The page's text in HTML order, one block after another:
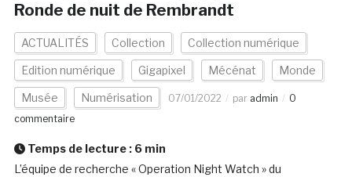
Ronde de nuit de Rembrandt
ACTUALITÉS Collection Collection numérique
Edition numérique Gigapixel Mécénat Monde
Musée Numérisation 07/01/2022 par admin
0
commentaire
Temps de lecture : 6 min
L’équipe de recherche « Operation Night Watch » du